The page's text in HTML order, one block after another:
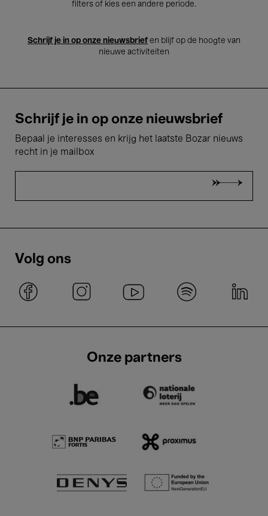
filters of kies een andere periode.
Schrijf je in op onze nieuwsbrief en blijf op de hoogte van
nieuwe activiteiten
Schrijf je in op onze nieuwsbrief
Bepaal je interesses en krijg het laatste Bozar nieuws
recht in je mailbox
Volg ons
Onze partners